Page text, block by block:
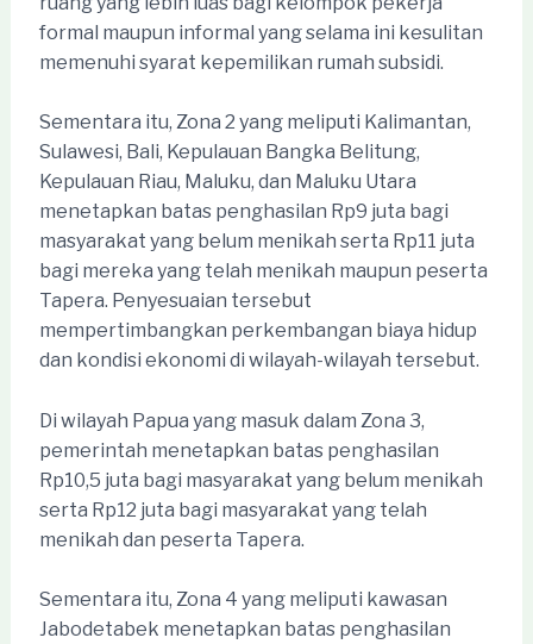
formal maupun informal yang selama ini kesulitan
memenuhi syarat kepemilikan rumah subsidi.
Sementara itu, Zona 2 yang meliputi Kalimantan,
Sulawesi, Bali, Kepulauan Bangka Belitung,
Kepulauan Riau, Maluku, dan Maluku Utara
menetapkan batas penghasilan Rp9 juta bagi
masyarakat yang belum menikah serta Rp11 juta
bagi mereka yang telah menikah maupun peserta
Tapera. Penyesuaian tersebut
mempertimbangkan perkembangan biaya hidup
dan kondisi ekonomi di wilayah-wilayah tersebut.
Di wilayah Papua yang masuk dalam Zona 3,
pemerintah menetapkan batas penghasilan
Rp10,5 juta bagi masyarakat yang belum menikah
serta Rp12 juta bagi masyarakat yang telah
menikah dan peserta Tapera.
Sementara itu, Zona 4 yang meliputi kawasan
Jabodetabek menetapkan batas penghasilan